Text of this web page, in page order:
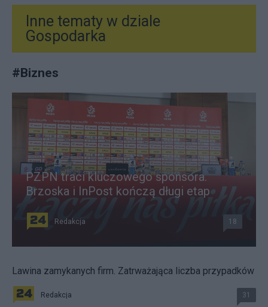
Inne tematy w dziale
Gospodarka
#Biznes
PZPN traci kluczowego sponsora.
Brzoska i InPost kończą długi etap
Redakcja 18
Lawina zamykanych firm. Zatrważająca liczba przypadków
Redakcja 31